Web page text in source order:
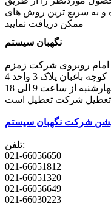
به سریع ترین روش های
ممکن دریافت نمایید
نگهبان سیستم
امام روبروی شرکت زمزم
کوچه باغبان پلاک 3 واحد 4
شرکت نگهبان سیستم
تلفن:
021-66056650
021-66051812
021-66051320
021-66056649
021-66030223